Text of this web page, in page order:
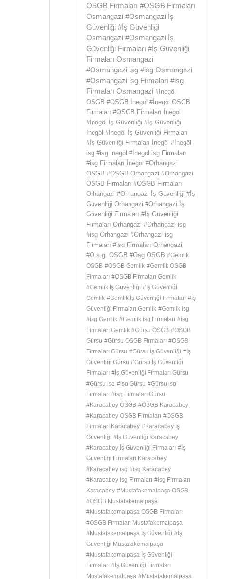
OSGB Firmaları #OSGB Firmaları
Osmangazi #Osmangazi İş
Güvenliği #İş Güvenliği
Osmangazi #Osmangazi İş
Güvenliği Firmaları #İş Güvenliği
Firmaları Osmangazi
#Osmangazi isg #isg Osmangazi
#Osmangazi isg Firmaları #isg
Firmaları Osmangazi # İnegöl
OSGB #OSGB İnegöl # İnegöl OSGB
Firmaları #OSGB Firmaları İnegöl
# İnegöl İş Güvenliği # İş Güvenliği
İnegöl # İnegöl İş Güvenliği Firmaları
# İş Güvenliği Firmaları İnegöl # İnegöl
isg #isg İnegöl # İnegöl isg Firmaları
#isg Firmaları İnegöl #Orhangazi
OSGB #OSGB Orhangazi #Orhangazi
OSGB Firmaları #OSGB Firmaları
Orhangazi #Orhangazi İş Güvenliği # İş
Güvenliği Orhangazi #Orhangazi İş
Güvenliği Firmaları # İş Güvenliği
Firmaları Orhangazi #Orhangazi isg
#isg Orhangazi #Orhangazi isg
Firmaları #isg Firmaları Orhangazi
#O.s.g. OSGB #Osg OSGB #Gemlik
OSGB #OSGB Gemlik #Gemlik OSGB
Firmaları #OSGB Firmaları Gemlik
#Gemlik İş Güvenliği # İş Güvenliği
Gemlik #Gemlik İş Güvenliği Firmaları # İş
Güvenliği Firmaları Gemlik #Gemlik isg
#isg Gemlik #Gemlik isg Firmaları #isg
Firmaları Gemlik #Gürsu OSGB #OSGB
Gürsu #Gürsu OSGB Firmaları #OSGB
Firmaları Gürsu #Gürsu İş Güvenliği # İş
Güvenliği Gürsu #Gürsu İş Güvenliği
Firmaları # İş Güvenliği Firmaları Gürsu
#Gürsu isg #isg Gürsu #Gürsu isg
Firmaları #isg Firmaları Gürsu
#Karacabey OSGB #OSGB Karacabey
#Karacabey OSGB Firmaları #OSGB
Firmaları Karacabey #Karacabey İş
Güvenliği # İş Güvenliği Karacabey
#Karacabey İş Güvenliği Firmaları # İş
Güvenliği Firmaları Karacabey
#Karacabey isg #isg Karacabey
#Karacabey isg Firmaları #isg Firmaları
Karacabey #Mustafakemalpaşa OSGB
#OSGB Mustafakemalpaşa
#Mustafakemalpaşa OSGB Firmaları
#OSGB Firmaları Mustafakemalpaşa
#Mustafakemalpaşa İş Güvenliği # İş
Güvenliği Mustafakemalpaşa
#Mustafakemalpaşa İş Güvenliği
Firmaları # İş Güvenliği Firmaları
Mustafakemalpaşa #Mustafakemalpaşa